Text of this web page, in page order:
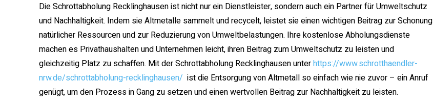
Die Schrottabholung Recklinghausen ist nicht nur ein Dienstleister, sondern auch ein Partner für Umweltschutz
und Nachhaltigkeit. Indem sie Altmetalle sammelt und recycelt, leistet sie einen wichtigen Beitrag zur Schonung
natürlicher Ressourcen und zur Reduzierung von Umweltbelastungen. Ihre kostenlose Abholungsdienste
machen es Privathaushalten und Unternehmen leicht, ihren Beitrag zum Umweltschutz zu leisten und
gleichzeitig Platz zu schaffen. Mit der Schrottabholung Recklinghausen unterhttps://www.schrotthaendler-
nrw.de/schrottabholung-recklinghausen/ ist die Entsorgung von Altmetall so einfach wie nie zuvor – ein Anruf
genügt, um den Prozess in Gang zu setzen und einen wertvollen Beitrag zur Nachhaltigkeit zu leisten.